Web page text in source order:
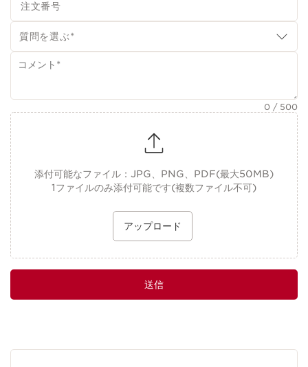
注文番号
質問を選ぶ*
0 / 500
添付可能なファイル：JPG、PNG、PDF(最大50MB)
1ファイルのみ添付可能です(複数ファイル不可)
アップロード
送信